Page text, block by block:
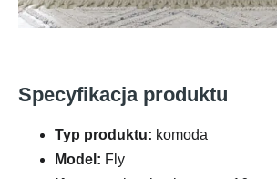
Specyfikacja produktu
Typ produktu: komoda
Model: Fly